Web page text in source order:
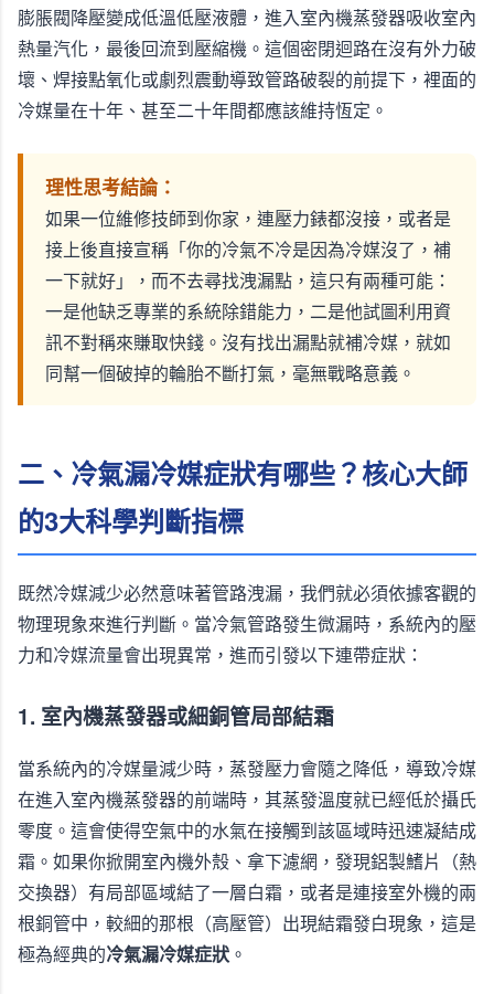
膨脹閥降壓變成低溫低壓液體，進入室內機蒸發器吸收室內
熱量汽化，最後回流到壓縮機。這個密閉迴路在沒有外力破
壞、焊接點氧化或劇烈震動導致管路破裂的前提下，裡面的
冷媒量在十年、甚至二十年間都應該維持恆定。
理性思考結論：
如果一位維修技師到你家，連壓力錶都沒接，或者是
接上後直接宣稱「你的冷氣不冷是因為冷媒沒了，補
一下就好」，而不去尋找洩漏點，這只有兩種可能：
一是他缺乏專業的系統除錯能力，二是他試圖利用資
訊不對稱來賺取快錢。沒有找出漏點就補冷媒，就如
同幫一個破掉的輪胎不斷打氣，毫無戰略意義。
二、冷氣漏冷媒症狀有哪些？核心大師
的3大科學判斷指標
既然冷媒減少必然意味著管路洩漏，我們就必須依據客觀的
物理現象來進行判斷。當冷氣管路發生微漏時，系統內的壓
力和冷媒流量會出現異常，進而引發以下連帶症狀：
1. 室內機蒸發器或細銅管局部結霜
當系統內的冷媒量減少時，蒸發壓力會隨之降低，導致冷媒
在進入室內機蒸發器的前端時，其蒸發溫度就已經低於攝氏
零度。這會使得空氣中的水氣在接觸到該區域時迅速凝結成
霜。如果你掀開室內機外殼、拿下濾網，發現鋁製鰭片（熱
交換器）有局部區域結了一層白霜，或者是連接室外機的兩
根銅管中，較細的那根（高壓管）出現結霜發白現象，這是
極為經典的冷氣漏冷媒症狀 。